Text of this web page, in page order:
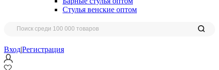
Стулья венские оптом
Вход|Регистрация